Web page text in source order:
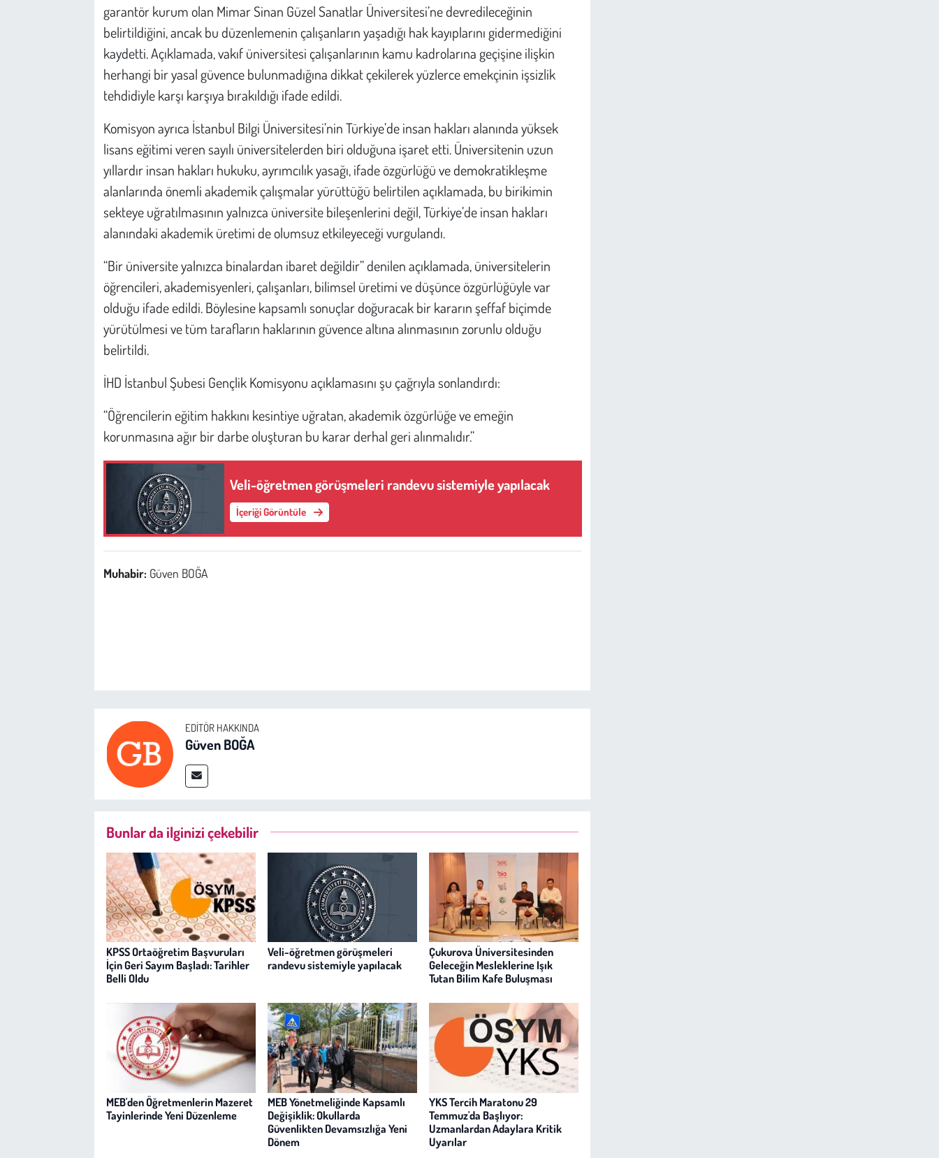
garantör kurum olan Mimar Sinan Güzel Sanatlar Üniversitesi’ne devredileceğinin
belirtildiğini, ancak bu düzenlemenin çalışanların yaşadığı hak kayıplarını gidermediğini
kaydetti. Açıklamada, vakıf üniversitesi çalışanlarının kamu kadrolarına geçişine ilişkin
herhangi bir yasal güvence bulunmadığına dikkat çekilerek yüzlerce emekçinin işsizlik
tehdidiyle karşı karşıya bırakıldığı ifade edildi.
Komisyon ayrıca İstanbul Bilgi Üniversitesi’nin Türkiye’de insan hakları alanında yüksek
lisans eğitimi veren sayılı üniversitelerden biri olduğuna işaret etti. Üniversitenin uzun
yıllardır insan hakları hukuku, ayrımcılık yasağı, ifade özgürlüğü ve demokratikleşme
alanlarında önemli akademik çalışmalar yürüttüğü belirtilen açıklamada, bu birikimin
sekteye uğratılmasının yalnızca üniversite bileşenlerini değil, Türkiye’de insan hakları
alanındaki akademik üretimi de olumsuz etkileyeceği vurgulandı.
“Bir üniversite yalnızca binalardan ibaret değildir” denilen açıklamada, üniversitelerin
öğrencileri, akademisyenleri, çalışanları, bilimsel üretimi ve düşünce özgürlüğüyle var
olduğu ifade edildi. Böylesine kapsamlı sonuçlar doğuracak bir kararın şeffaf biçimde
yürütülmesi ve tüm tarafların haklarının güvence altına alınmasının zorunlu olduğu
belirtildi.
İHD İstanbul Şubesi Gençlik Komisyonu açıklamasını şu çağrıyla sonlandırdı:
“Öğrencilerin eğitim hakkını kesintiye uğratan, akademik özgürlüğe ve emeğin
korunmasına ağır bir darbe oluşturan bu karar derhal geri alınmalıdır.”
Veli-öğretmen görüşmeleri randevu sistemiyle yapılacak
İçeriği Görüntüle
Muhabir: Güven BOĞA
EDITÖR HAKKINDA
Güven BOĞA
Bunlar da ilginizi çekebilir
KPSS Ortaöğretim Başvuruları
İçin Geri Sayım Başladı: Tarihler
Belli Oldu
Veli-öğretmen görüşmeleri
randevu sistemiyle yapılacak
Çukurova Üniversitesinden
Geleceğin Mesleklerine Işık
Tutan Bilim Kafe Buluşması
MEB'den Öğretmenlerin Mazeret
Tayinlerinde Yeni Düzenleme
MEB Yönetmeliğinde Kapsamlı
Değişiklik: Okullarda
Güvenlikten Devamsızlığa Yeni
Dönem
YKS Tercih Maratonu 29
Temmuz'da Başlıyor:
Uzmanlardan Adaylara Kritik
Uyarılar